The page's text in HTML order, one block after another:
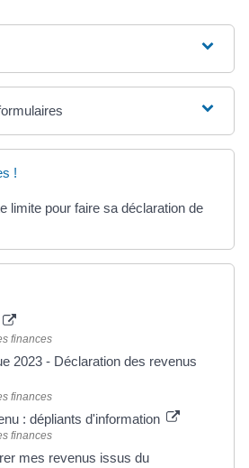
!
limite pour faire sa déclaration de
finances
2023 - Déclaration des revenus
finances
: dépliants d'information
finances
mes revenus issus du